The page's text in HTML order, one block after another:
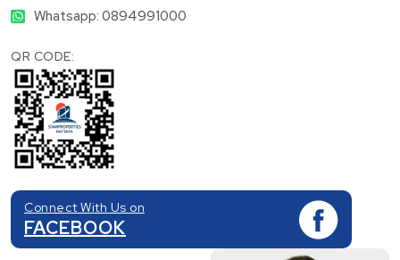
Whatsapp: 0894991000
QR CODE:
Connect With Us on
FACEBOOK